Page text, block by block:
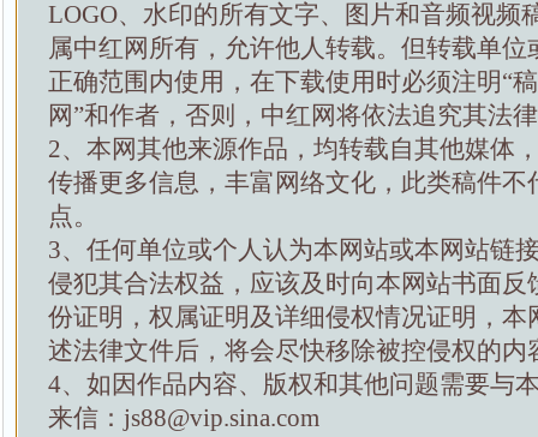
LOGO、水印的所有文字、图片和音频视频
属中红网所有，允许他人转载。但转载单位
正确范围内使用，在下载使用时必须注明“
网”和作者，否则，中红网将依法追究其法
2、本网其他来源作品，均转载自其他媒体
传播更多信息，丰富网络文化，此类稿件不
点。
3、任何单位或个人认为本网站或本网站链
侵犯其合法权益，应该及时向本网站书面反
份证明，权属证明及详细侵权情况证明，本
述法律文件后，将会尽快移除被控侵权的内
4、如因作品内容、版权和其他问题需要与
来信：js88@vip.sina.com